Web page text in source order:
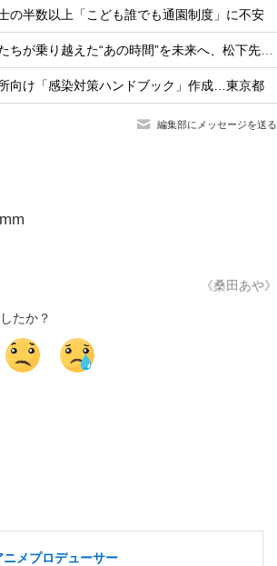
の半数以上「こども誰でも通園制度」に不安
向け「感染対策ハンドブック」作成…東京都
編集部にメッセージを送る
《桑田あや》
たか？
ニメプロデューサー